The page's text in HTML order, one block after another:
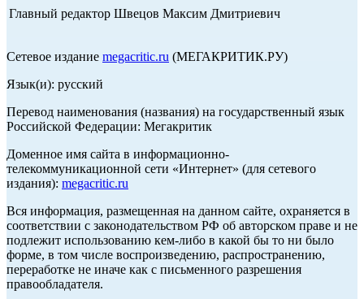
Главный редактор Швецов Максим Дмитриевич
Сетевое издание megacritic.ru (МЕГАКРИТИК.РУ)
Язык(и): русский
Перевод наименования (названия) на государственный язык
Российской Федерации: Мегакритик
Доменное имя сайта в информационно-
телекоммуникационной сети «Интернет» (для сетевого
издания): megacritic.ru
Вся информация, размещенная на данном сайте, охраняется в
соответствии с законодательством РФ об авторском праве и не
подлежит использованию кем-либо в какой бы то ни было
форме, в том числе воспроизведению, распространению,
переработке не иначе как с письменного разрешения
правообладателя.